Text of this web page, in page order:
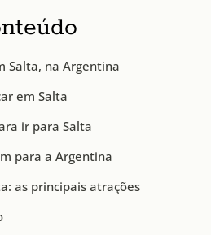
Salta, na Argentina
em Salta
ir para Salta
para a Argentina
as principais atrações